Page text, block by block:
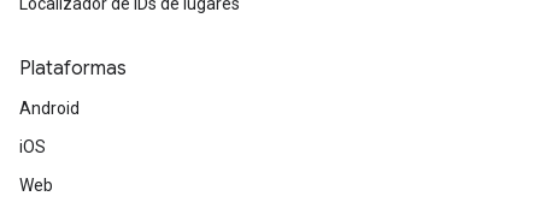
Plataformas
Android
iOS
Web